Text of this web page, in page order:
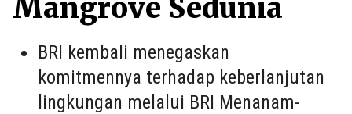
Mangrove Sedunia
BRI kembali menegaskan
komitmennya terhadap keberlanjutan
lingkungan melalui BRI Menanam-